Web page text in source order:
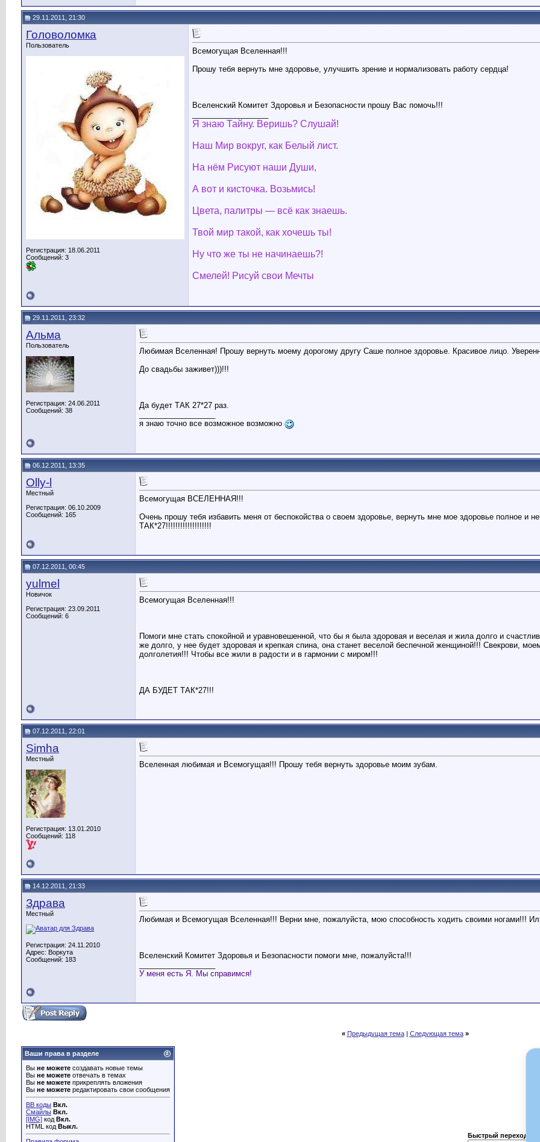
29.11.2011, 21:30
Головоломка
Пользователь
Регистрация: 18.06.2011
Сообщений: 3
Всемогущая Вселенная!!!
Прошу тебя вернуть мне здоровье, улучшить зрение и нормализовать работу сердца!
Вселенский Комитет Здоровья и Безопасности прошу Вас помочь!!!
Я знаю Тайну. Веришь? Слушай!
Наш Мир вокруг, как Белый лист.
На нём Рисуют наши Души,
А вот и кисточка. Возьмись!
Цвета, палитры — всё как знаешь.
Твой мир такой, как хочешь ты!
Ну что же ты не начинаешь?!
Смелей! Рисуй свои Мечты
29.11.2011, 23:32
Альма
Пользователь
Регистрация: 24.06.2011
Сообщений: 38
Любимая Вселенная! Прошу вернуть моему дорогому другу Саше полное здоровье. Красивое лицо.
До свадьбы заживет)))!!!
Да будет ТАК 27*27 раз.
я знаю точно все возможное возможно
06.12.2011, 13:35
Olly-l
Местный
Регистрация: 06.10.2009
Сообщений: 165
Всемогущая ВСЕЛЕННАЯ!!!
Очень прошу тебя избавить меня от беспокойства о своем здоровье, вернуть мне мое здоровье полное и
ТАК*27!!!!!!!!!!!!!!!!!!!
07.12.2011, 00:45
yulmel
Новичок
Регистрация: 23.09.2011
Сообщений: 6
Всемогущая Вселенная!!!
Помоги мне стать спокойной и уравновешенной, что бы я была здоровая и веселая и жила долго и
же долго, у нее будет здоровая и крепкая спина, она станет веселой беспечной женщиной!!! Свекрови,
долголетия!!! Чтобы все жили в радости и в гармонии с миром!!!
ДА БУДЕТ ТАК*27!!!
07.12.2011, 22:01
Simha
Местный
Регистрация: 13.01.2010
Сообщений: 118
Вселенная любимая и Всемогущая!!! Прошу тебя вернуть здоровье моим зубам.
14.12.2011, 21:33
Здрава
Местный
Регистрация: 24.11.2010
Адрес: Воркута
Сообщений: 183
Любимая и Всемогущая Вселенная!!! Верни мне, пожалуйста, мою способность ходить своими ногами!!!
Вселенский Комитет Здоровья и Безопасности помоги мне, пожалуйста!!!
У меня есть Я. Мы справимся!
« Предыдущая тема| Следующая тема »
Ваши права в разделе
Вы не можете создавать новые темы
Вы не можете отвечать в темах
Вы не можете прикреплять вложения
Вы не можете редактировать свои сообщения
BB коды Вкл.
Смайлы Вкл.
[IMG] код Вкл.
HTML код Выкл.
Быстрый переход